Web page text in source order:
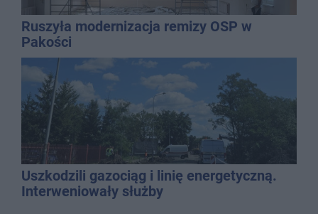
Ruszyła modernizacja remizy OSP w
Pakości
Uszkodzili gazociąg i linię energetyczną.
Interweniowały służby